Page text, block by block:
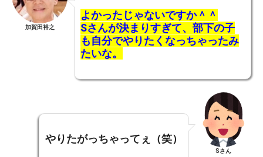
加賀田裕之
よかったじゃないですか＾＾
Sさんが決まりすぎて、部下の子
も自分でやりたくなっちゃったみ
たいな。
やりたがっちゃってぇ（笑）
Sさん